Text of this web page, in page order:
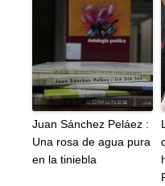
Juan Sánchez Peláez :
Una rosa de agua pura
en la tiniebla